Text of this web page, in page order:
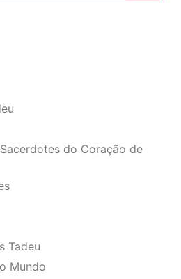
do Coração de
Tadeu
Mundo